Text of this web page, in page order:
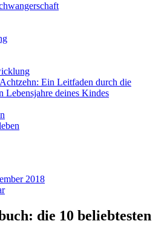
Ein Leitfaden durch die
Lebensjahre deines Kindes
2018
die 10 beliebtesten